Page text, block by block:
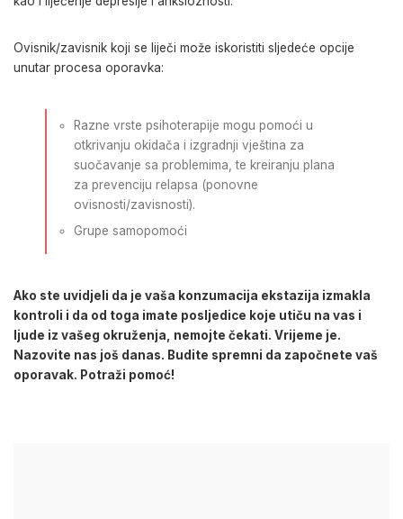
Ovisnik/zavisnik koji se liječi može iskoristiti sljedeće opcije
unutar procesa oporavka:
Razne vrste psihoterapije mogu pomoći u
otkrivanju okidača i izgradnji vještina za
suočavanje sa problemima, te kreiranju plana
za prevenciju relapsa (ponovne
ovisnosti/zavisnosti).
Grupe samopomoći
Ako ste uvidjeli da je vaša konzumacija ekstazija izmakla
kontroli i da od toga imate posljedice koje utiču na vas i
ljude iz vašeg okruženja, nemojte čekati. Vrijeme je.
Nazovite nas još danas. Budite spremni da započnete vaš
oporavak. Potraži pomoć!